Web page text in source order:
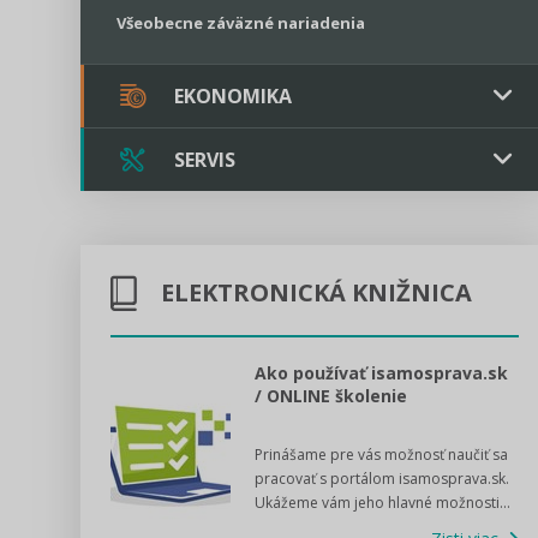
Všeobecne záväzné nariadenia
EKONOMIKA
Verejné obstarávanie
Majetok
Rozpočet
Sociálne podniky
Štátna pomoc
SERVIS
Kontakt
Tlačová agentúra
VIDEO produkcia
ELEKTRONICKÁ KNIŽNICA
Ako používať isamosprava.sk
/ ONLINE školenie
Prinášame pre vás možnosť naučiť sa
pracovať s portálom isamosprava.sk.
Ukážeme vám jeho hlavné možnosti...